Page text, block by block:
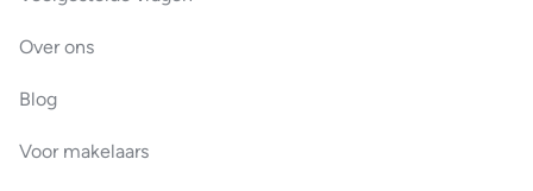
Over ons
Blog
Voor makelaars